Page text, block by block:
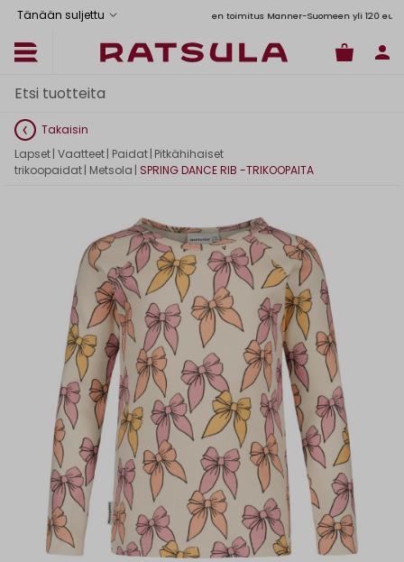
Tänään suljettuToimituskulut alk. 6,90€Ilmainen toimitus Manner-Suomeen yli 120 euron
Takaisin
Lapset| Vaatteet| Paidat | Pitkähihaiset
trikoopaidat| Metsola | SPRING DANCE RIB -TRIKOOPAITA